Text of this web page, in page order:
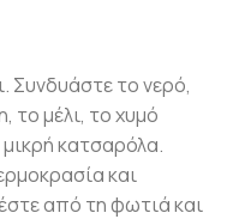
Συνδυάστε το νερό,
το μέλι, το χυμό
κατσαρόλα.
και
από τη φωτιά και